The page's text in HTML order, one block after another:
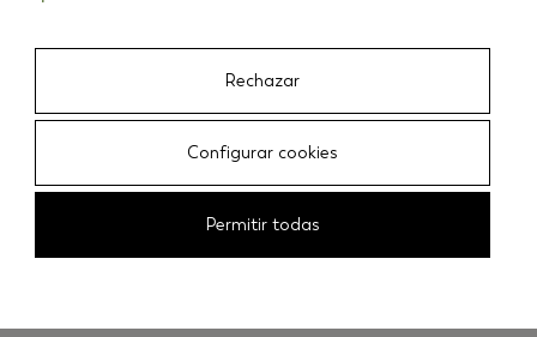
TILE CRAFTS 15X15
UMBER
Rechazar
Configurar cookies
Permitir todas